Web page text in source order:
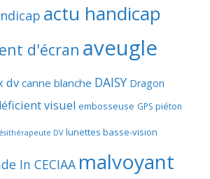
actu handicap
d'écran aveugle
dv canne blanche DAISY Dragon
visuel embosseuse GPS piéton
DV lunettes basse-vision
In CECIAA malvoyant